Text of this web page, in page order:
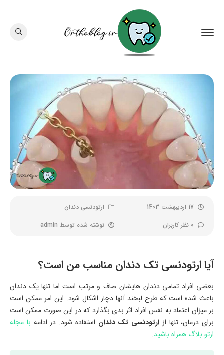
17 اردیبهشت 1403
ارتودنسی دندان
0 نظر کاربران
نوشته شده توسط admin
آیا ارتودنسی تک دندان مناسب من است؟
بعضی افراد تمامی دندان هایشان صاف و مرتب است اما تنها یک دندان
باعث شده است که طرح لبخند آنها دچار اشکال شود. این امر ممکن است
بر میزان اعتماد به نفس افراد اثر بدی بگذارد که در این صورت ممکن است
برای درمان، تنها از ارتودنسی تک دندان استفاده شود. در ادامه با مجله
ارتو بلاگ همراه باشید.